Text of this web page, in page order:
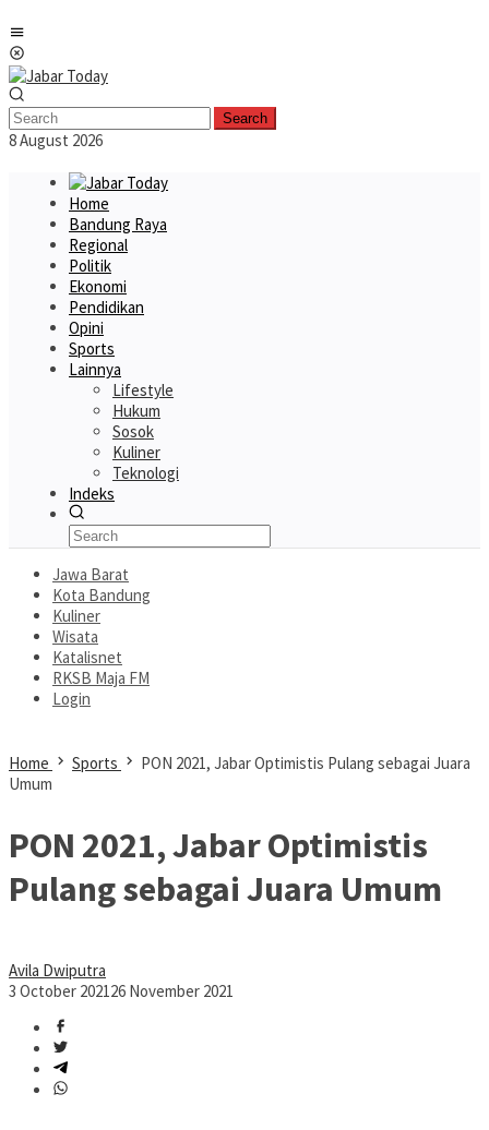
to
content
Search
8 August 2026
Home
Bandung Raya
Regional
Politik
Ekonomi
Pendidikan
Opini
Sports
Lainnya
Lifestyle
Hukum
Sosok
Kuliner
Teknologi
Indeks
Jawa Barat
Kota Bandung
Kuliner
Wisata
Katalisnet
RKSB Maja FM
Login
Home Sports
PON 2021, Jabar Optimistis Pulang sebagai Juara
Umum
PON 2021, Jabar Optimistis
Pulang sebagai Juara Umum
Avila Dwiputra
3 October 202126 November 2021